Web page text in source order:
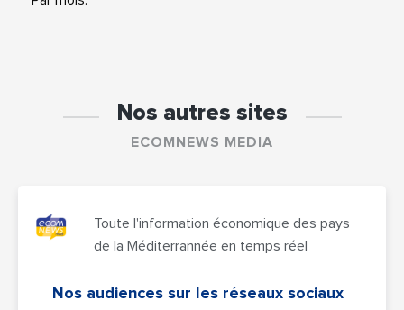
Nos autres sites
ECOMNEWS MEDIA
Toute l'information économique des pays
de la Méditerrannée en temps réel
Nos audiences sur les réseaux sociaux